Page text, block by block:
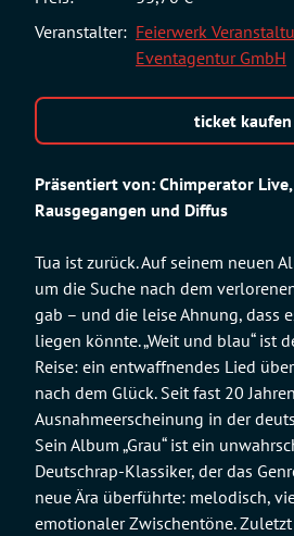
Präsentiert von: Chimperator
Rausgegangen und Diffus
Tua ist zurück. Auf seinem neuen
um die Suche nach dem
gab – und die leise Ahnung, dass
liegen könnte. „Weit und blau“ ist
Reise: ein entwaffnendes Lied
nach dem Glück. Seit fast 20
Ausnahmeerscheinung in der
Sein Album „Grau“ ist ein
Deutschrap-Klassiker, der das
neue Ära überführte: melodisch,
emotionaler Zwischentöne.
Veranstalter: Feierwerk
Eventagentur GmbH
ticket kaufen